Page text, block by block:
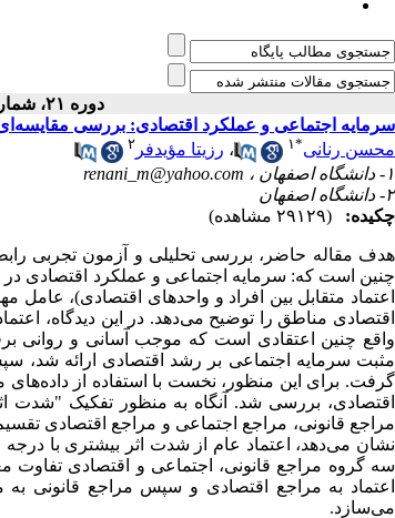
دوره ۲۱، شماره ۲ و ۳ - ( تابستان و پاييز ۱۳۸۷ )
سرمایه اجتماعی و عملکرد اقتصادی: بررسی
محسن رنانی*۱ ، رزیتا مؤیدفر ۲
۱- دانشگاه اصفهان ،
renani_m@yahoo.com
۲- دانشگاه اصفهان
چکیده:
(۲۹۱۲۹ مشاهده)
هدف مقاله حاضر، بررسی تحلیلی و آزمون تجربی
چنین است که: سرمایه اجتماعی و عملکرد اقتصادی
اعتماد متقابل بین افراد و واحدهای اقتصادی)،
اقتصادی مناطق را توضیح می‌دهد. در این دیدگاه،
واقع چنین اعتقادی است که موجب آسانی و روانی
اقتصادی، بررسی شد. آنگاه به منظور تفکیک "شدت
مراجع قانونی، مراجع اجتماعی و مراجع اقتصادی
نشان می‌دهد، اعتماد عام از شدت اثر بیشتری با
سه گروه مراجع قانونی، اجتماعی و اقتصادی تفاوت
اعتماد به مراجع اقتصادی و سپس مراجع قانونی
می‌سازد.